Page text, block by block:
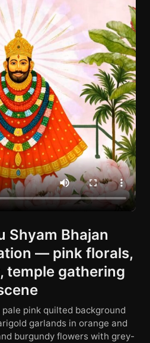
Shyam Bhajan
— pink florals,
temple gathering
pink quilted background
garlands in orange and
burgundy flowers with grey-